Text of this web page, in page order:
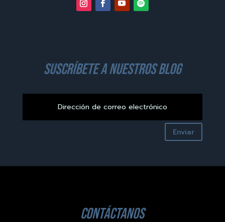
suscríbete a nuestros blog
Enviar
contáctanos